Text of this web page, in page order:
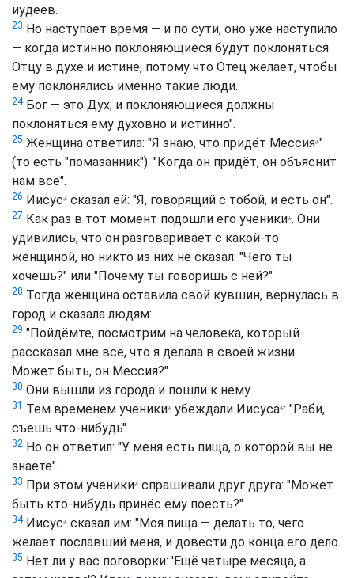
иудеев.
23 Но наступает время — и по сути, оно уже наступило
— когда истинно поклоняющиеся будут поклоняться
Отцу в духе и истине, потому что Отец желает, чтобы
ему поклонялись именно такие люди.
24Бог — это Дух; и поклоняющиеся должны
поклоняться ему духовно и истинно".
25 Женщина ответила: "Я знаю, что придёт Мессия*"
(то есть "помазанник"). "Когда он придёт, он объяснит
нам всё".
26 Иисус* сказал ей: "Я, говорящий с тобой, и есть он".
27 Как раз в тот момент подошли его ученики*. Они
удивились, что он разговаривает с какой-то
женщиной, но никто из них не сказал: "Чего ты
хочешь?" или "Почему ты говоришь с ней?"
28 Тогда женщина оставила свой кувшин, вернулась в
город и сказала людям:
29 "Пойдёмте, посмотрим на человека, который
рассказал мне всё, что я делала в своей жизни.
Может быть, он Мессия?"
30 Они вышли из города и пошли к нему.
31 Тем временем ученики* убеждали Иисуса*: "Раби,
съешь что-нибудь".
32 Но он ответил: "У меня есть пища, о которой вы не
знаете".
33 При этом ученики* спрашивали друг друга: "Может
быть кто-нибудь принёс ему поесть?"
34 Иисус* сказал им: "Моя пища — делать то, чего
желает пославший меня, и довести до конца его дело.
35 Нет ли у вас поговорки: 'Ещё четыре месяца, а